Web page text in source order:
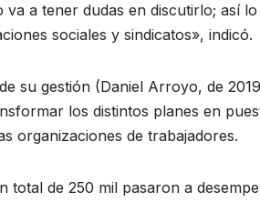
a tener dudas en discutirlo; así lo
sociales y sindicatos», indicó.
su gestión (Daniel Arroyo, de
los distintos planes en
organizaciones de trabajadores.
total de 250 mil pasaron a